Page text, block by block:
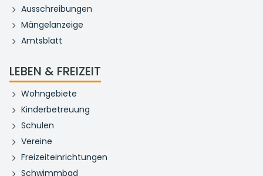
Ausschreibungen
Mängelanzeige
Amtsblatt
LEBEN & FREIZEIT
Wohngebiete
Kinderbetreuung
Schulen
Vereine
Freizeiteinrichtungen
Schwimmbad